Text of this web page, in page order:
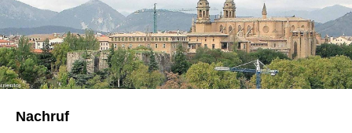
Nachruf